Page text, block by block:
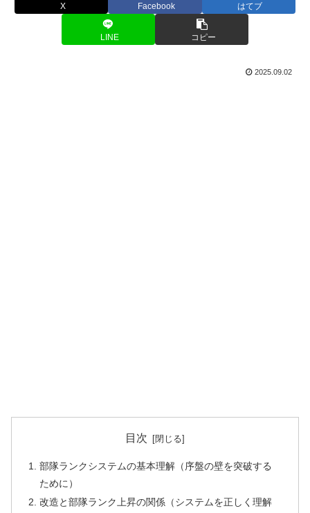
X Facebook はてブ
LINE コピー
2025.09.02
目次
部隊ランクシステムの基本理解（序盤の壁を突破する
ために）
改造と部隊ランク上昇の関係（システムを正しく理解